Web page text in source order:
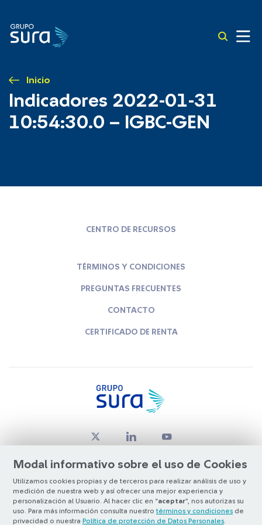
Inicio
Indicadores 2022-01-31
10:54:30.0 – IGBC-GEN
Modal informativo sobre el uso de Cookies
Utilizamos cookies propias y de terceros para realizar análisis de uso y
medición de nuestra web y así ofrecer una mejor experiencia y
personalización al Usuario. Al hacer clic en “aceptar”, nos autorizas su
uso. Para más información consulta nuestro términos y condiciones de
privacidad o nuestra Política de protección de Datos Personales
CENTRO DE RECURSOS
TÉRMINOS Y CONDICIONES
PREGUNTAS FRECUENTES
CONTACTO
CERTIFICADO DE RENTA
© Copyright Grupo SURA 2026